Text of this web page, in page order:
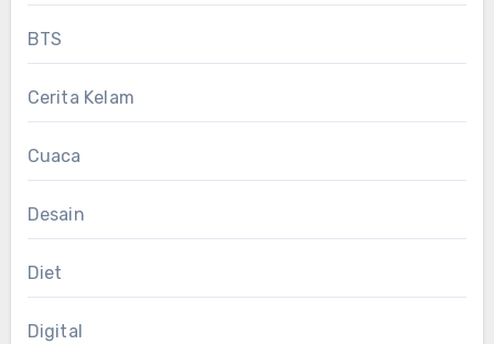
BTS
Cerita Kelam
Cuaca
Desain
Diet
Digital